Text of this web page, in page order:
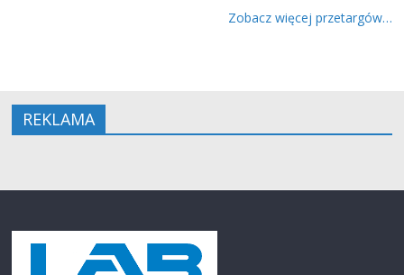
Zobacz więcej przetargów…
REKLAMA